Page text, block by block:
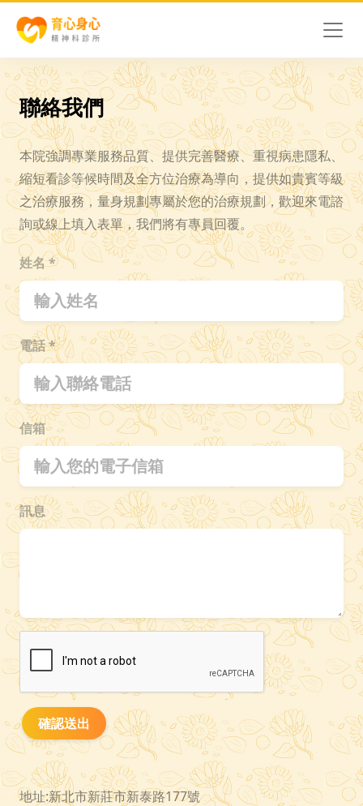
聯絡我們
本院強調專業服務品質、提供完善醫療、重視病患隱私、
縮短看診等候時間及全方位治療為導向，提供如貴賓等級
之治療服務，量身規劃專屬於您的治療規劃，歡迎來電諮
詢或線上填入表單，我們將有專員回覆。
姓名 *
電話 *
信箱
訊息
確認送出
地址:新北市新莊市新泰路177號